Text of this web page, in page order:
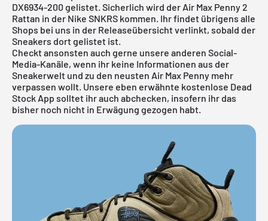
DX6934-200 gelistet. Sicherlich wird der Air Max Penny 2
Rattan in der Nike SNKRS kommen. Ihr findet übrigens alle
Shops bei uns in der Releaseübersichtverlinkt, sobald der
Sneakers dort gelistet ist.
Checkt ansonsten auch gerne unsere anderen Social-
Media-Kanäle, wenn ihr keine Informationen aus der
Sneakerwelt und zu den neusten Air Max Penny mehr
verpassen wollt. Unsere eben erwähnte kostenlose Dead
Stock App solltet ihr auch abchecken, insofern ihr das
bisher noch nicht in Erwägung gezogen habt.